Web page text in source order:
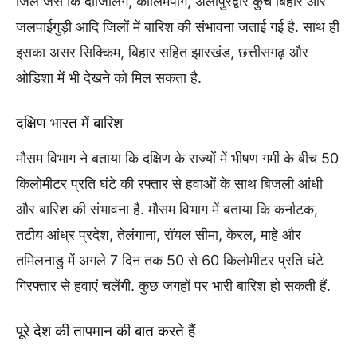
जलपाईगुड़ी आदि जिलों में बारिश की संभावना जताई गई है. साथ ही
इसका असर सिक्किम, बिहार सहित झारखंड, छत्तीसगढ़ और
ओडिशा में भी देखने को मिल सकता है.
दक्षिण भारत में बारिश
मौसम विभाग ने बताया कि दक्षिण के राज्यों में भीषण गर्मी के बीच 50
किलोमीटर प्रति घंटे की रफ्तार से हवाओं के साथ बिजली आंधी
और बारिश की संभावना है. मौसम विभाग में बताया कि कर्नाटक,
तटीय आंध्र प्रदेश, तेलंगाना, रॉयल सीमा, केरल, माहे और
तमिलनाडु में अगले 7 दिन तक 50 से 60 किलोमीटर प्रति घंटे
गिरफ्तार से हवाएं चलेंगी. कुछ जगहों पर भारी बारिश हो सकती हैं.
पूरे देश की तापमान की बात करते हैं